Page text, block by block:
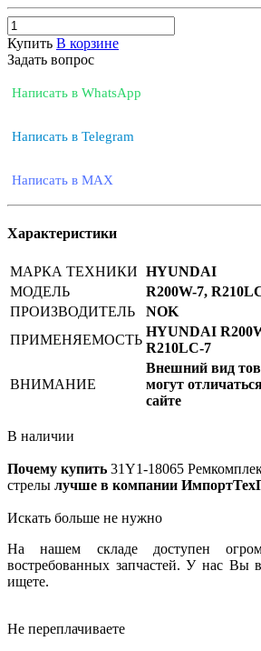
Купить В корзине
Задать вопрос
Написать в WhatsApp
Написать в Telegram
Написать в MAX
Характеристики
МАРКА ТЕХНИКИ HYUNDAI
МОДЕЛЬ
R200W-7,
ПРОИЗВОДИТЕЛЬ
NOK
ПРИМЕНЯЕМОСТЬ
HYUNDAI
R210LC-7
ВНИМАНИЕ
Внешний вид
могут
сайте
В наличии
Почему купить 31Y1-18065
стрелы лучше в компании
Искать больше не нужно
На нашем складе доступен
востребованных запчастей. У нас Вы
ищете.
Не переплачиваете